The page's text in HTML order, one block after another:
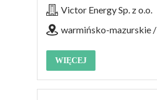
Victor Energy Sp. z o.o.
warmińsko-mazurskie /
WIĘCEJ